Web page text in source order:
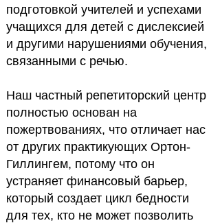
подготовкой учителей и успехами
учащихся для детей с дислексией
и другими нарушениями обучения,
связанными с речью.
Наш частный репетиторский центр
полностью основан на
пожертвованиях, что отличает нас
от других практикующих Ортон-
Гиллингем, потому что он
устраняет финансовый барьер,
который создает цикл бедности
для тех, кто не может позволить